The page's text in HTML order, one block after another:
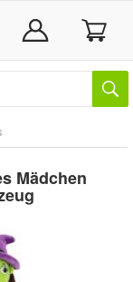
Mädchen